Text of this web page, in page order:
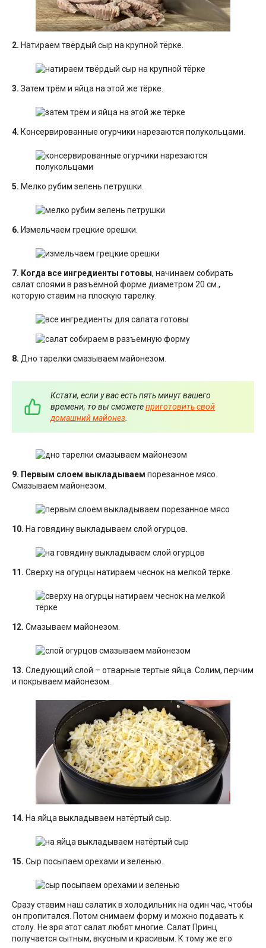
2. Натираем твёрдый сыр на крупной тёрке.
3. Затем трём и яйца на этой же тёрке.
4. Консервированные огурчики нарезаются полукольцами.
5. Мелко рубим зелень петрушки.
6. Измельчаем грецкие орешки.
7. Когда все ингредиенты готовы, начинаем собирать
салат слоями в разъёмной форме диаметром 20 см.,
которую ставим на плоскую тарелку.
8. Дно тарелки смазываем майонезом.
Кстати, если у вас есть пять минут вашего
времени, то вы сможетеприготовить свой
домашний майонез
9. Первым слоем выкладываем порезанное мясо.
Смазываем майонезом.
10. На говядину выкладываем слой огурцов.
11. Сверху на огурцы натираем чеснок на мелкой тёрке.
12. Смазываем майонезом.
13. Следующий слой – отварные тертые яйца. Солим, перчим
и покрываем майонезом.
14. На яйца выкладываем натёртый сыр.
15. Сыр посыпаем орехами и зеленью.
Сразу ставим наш салатик в холодильник на один час, чтобы
он пропитался. Потом снимаем форму и можно подавать к
столу. Не зря этот салат любят многие. Салат Принц
получается сытным, вкусным и красивым. К тому же его